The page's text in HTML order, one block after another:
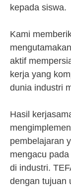
kepada siswa.
Kami
aktif
kerja yang
dunia industri
Hasil
pembelajaran
mengacu
di industri.
dengan tujuan